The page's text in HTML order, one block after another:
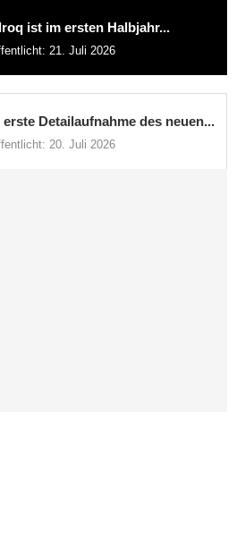
ist im ersten Halbjahr...
21. Juli 2026
Detailaufnahme des neuen...
20. Juli 2026